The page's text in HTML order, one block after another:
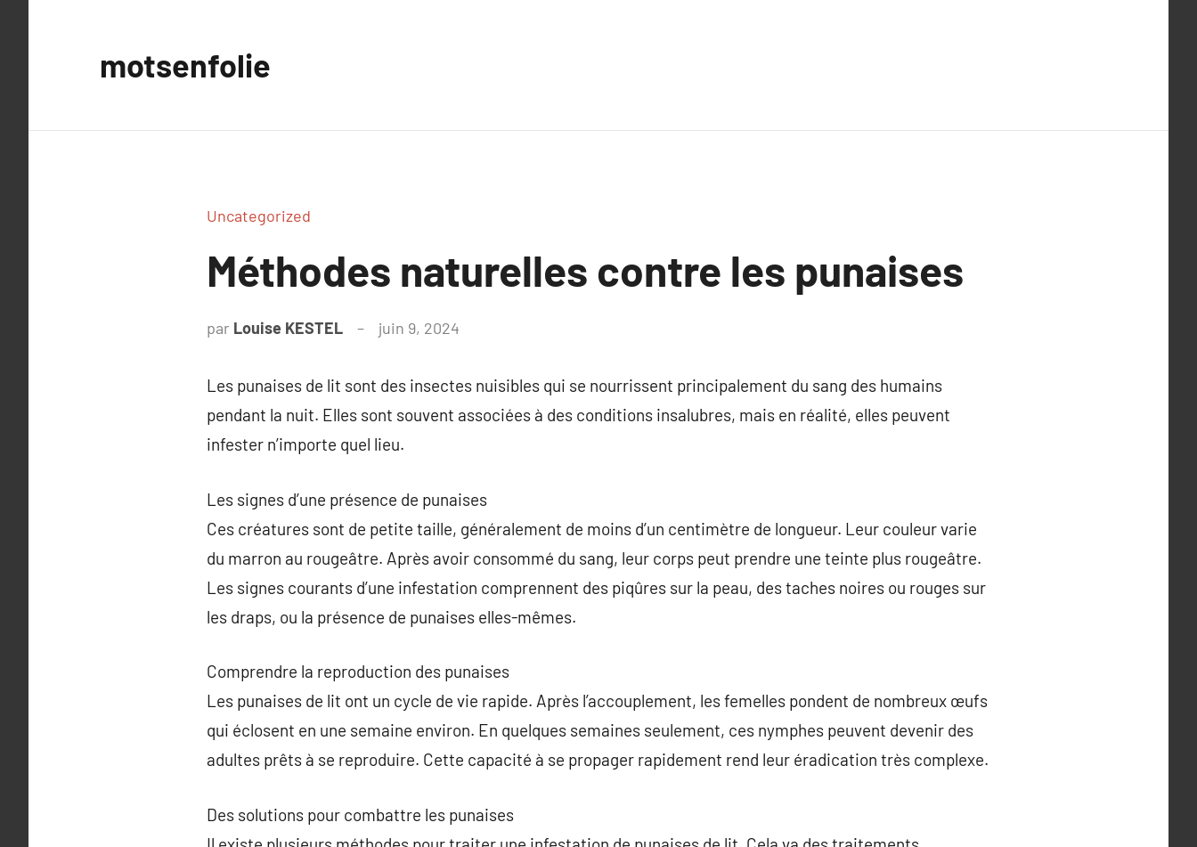
motsenfolie
Uncategorized
Méthodes naturelles contre les punaises
par Louise KESTEL juin 9, 2024
Les punaises de lit sont des insectes nuisibles qui se nourrissent principalement du sang des humains
pendant la nuit. Elles sont souvent associées à des conditions insalubres, mais en réalité, elles peuvent
infester n’importe quel lieu.
Les signes d’une présence de punaises
Ces créatures sont de petite taille, généralement de moins d’un centimètre de longueur. Leur couleur varie
du marron au rougeâtre. Après avoir consommé du sang, leur corps peut prendre une teinte plus rougeâtre.
Les signes courants d’une infestation comprennent des piqûres sur la peau, des taches noires ou rouges sur
les draps, ou la présence de punaises elles-mêmes.
Comprendre la reproduction des punaises
Les punaises de lit ont un cycle de vie rapide. Après l’accouplement, les femelles pondent de nombreux œufs
qui éclosent en une semaine environ. En quelques semaines seulement, ces nymphes peuvent devenir des
adultes prêts à se reproduire. Cette capacité à se propager rapidement rend leur éradication très complexe.
Des solutions pour combattre les punaises